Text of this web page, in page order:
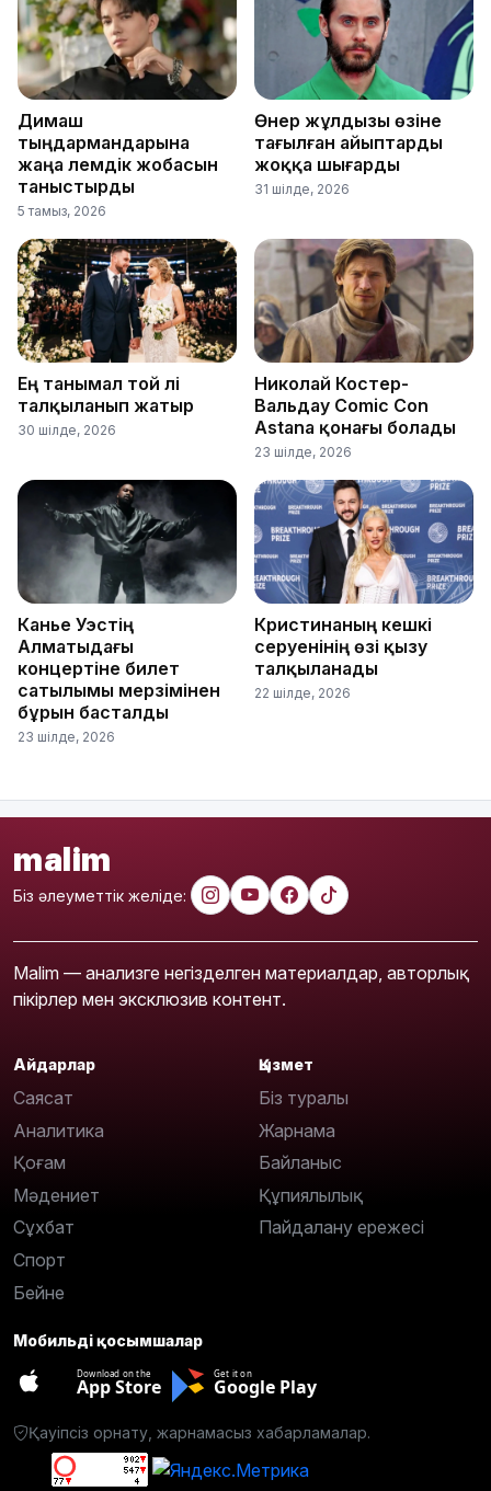
Димаш
тыңдармандарына
жаңа әлемдік жобасын
таныстырды
5 тамыз, 2026
Өнер жұлдызы өзіне
тағылған айыптарды
жоққа шығарды
31 шілде, 2026
Ең танымал той әлі
талқыланып жатыр
30 шілде, 2026
Николай Костер-
Вальдау Comic Con
Astana қонағы болады
23 шілде, 2026
Канье Уэстің
Алматыдағы
концертіне билет
сатылымы мерзімінен
бұрын басталды
23 шілде, 2026
Кристинаның кешкі
серуенінің өзі қызу
талқыланады
22 шілде, 2026
malim
Біз әлеуметтік желіде:
Malim — анализге негізделген материалдар, авторлық
пікірлер мен эксклюзив контент.
Айдарлар
Саясат
Аналитика
Қоғам
Мәдениет
Сұхбат
Спорт
Бейне
Қызмет
Біз туралы
Жарнама
Байланыс
Құпиялылық
Пайдалану ережесі
Мобильді қосымшалар
Download on the
App Store
Get it on
Google Play
Қауіпсіз орнату, жарнамасыз хабарламалар.